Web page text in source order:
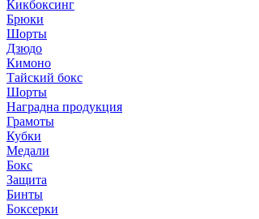
Кикбоксинг
Брюки
Шорты
Дзюдо
Кимоно
Тайский бокс
Шорты
Наградна продукция
Грамоты
Кубки
Медали
Бокс
Защита
Бинты
Боксерки